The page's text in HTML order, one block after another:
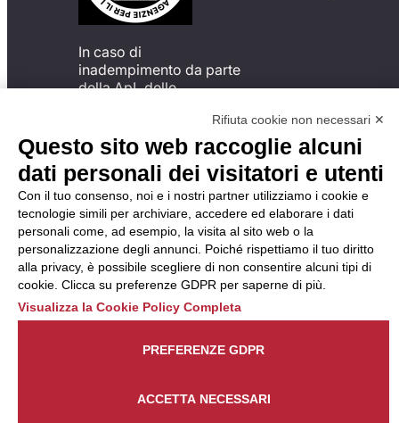
In caso di
inadempimento da parte
della ApL delle
del Codice di Condotta, è
possibile presentare un
reclamo
all’Organismo di
Monitoraggio utilizzando
una delle modalità
descritte al seguente
indirizzo web
https://odm-
agenzielavoro.it/reclami/.
Rifiuta cookie non necessari ✕
Questo sito web raccoglie alcuni
dati personali dei visitatori e utenti
Con il tuo consenso, noi e i nostri partner utilizziamo i cookie e
tecnologie simili per archiviare, accedere ed elaborare i dati
personali come, ad esempio, la visita al sito web o la
personalizzazione degli annunci. Poiché rispettiamo il tuo diritto
alla privacy, è possibile scegliere di non consentire alcuni tipi di
cookie. Clicca su preferenze GDPR per saperne di più.
Visualizza la Cookie Policy Completa
ACCETTA NECESSARI
PREFERENZE GDPR